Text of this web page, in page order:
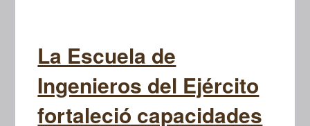
La Escuela de
Ingenieros del Ejército
fortaleció capacidades